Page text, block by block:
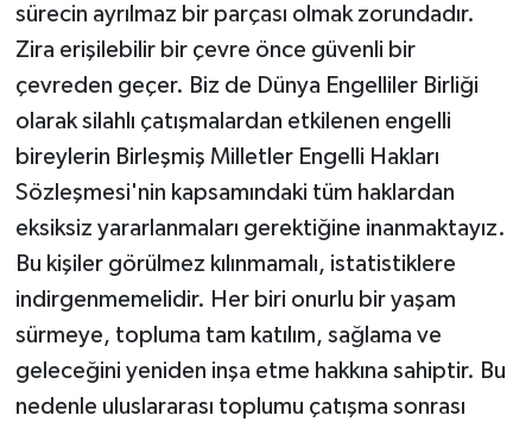
sürecin ayrılmaz bir parçası olmak zorundadır.
Zira erişilebilir bir çevre önce güvenli bir
çevreden geçer. Biz de Dünya Engelliler Birliği
olarak silahlı çatışmalardan etkilenen engelli
bireylerin Birleşmiş Milletler Engelli Hakları
Sözleşmesi'nin kapsamındaki tüm haklardan
eksiksiz yararlanmaları gerektiğine inanmaktayız.
Bu kişiler görülmez kılınmamalı, istatistiklere
indirgenmemelidir. Her biri onurlu bir yaşam
sürmeye, topluma tam katılım, sağlama ve
geleceğini yeniden inşa etme hakkına sahiptir. Bu
nedenle uluslararası toplumu çatışma sonrası